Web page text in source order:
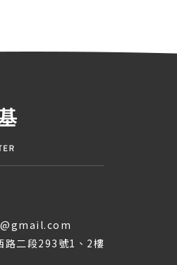
路二段293號1、2樓